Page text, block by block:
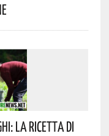
La Ricetta Di